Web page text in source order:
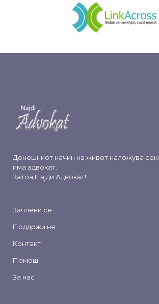
Денешниот начин на живот наложува
има адвокат.
Затоа Најди Адвокат!
Зачлени се
Поддржи не
Контакт
Помош
За нас